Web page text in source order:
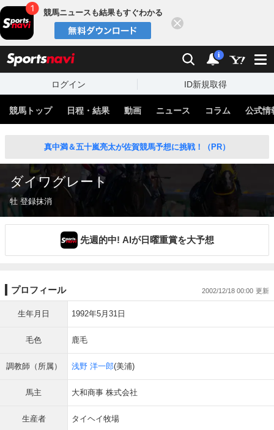
競馬ニュースも結果もすぐわかる
検索 通知
i
ログイン ID新規取得
競馬トップ 日程・結果 動画 ニュース コラム 公式情
真中満＆五十嵐亮太が佐賀競馬予想に挑戦！（PR）
ダイワグレート
牡 登録抹消
先週的中! AIが日曜重賞を大予想
プロフィール 2002/12/18 00:00
生年月日 1992年5月31日
毛色 鹿毛
調教師（所属） 浅野 洋一郎(美浦)
馬主 大和商事 株式会社
生産者 タイヘイ牧場